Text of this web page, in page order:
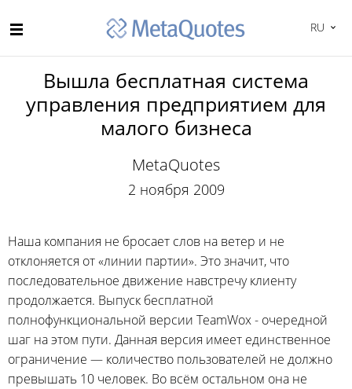
RU
Вышла бесплатная система
управления предприятием для
малого бизнеса
MetaQuotes
2 ноября 2009
Наша компания не бросает слов на ветер и не
отклоняется от «линии партии». Это значит, что
последовательное движение навстречу клиенту
продолжается. Выпуск бесплатной
полнофункциональной версии TeamWox - очередной
шаг на этом пути. Данная версия имеет единственное
ограничение — количество пользователей не должно
превышать 10 человек. Во всём остальном она не